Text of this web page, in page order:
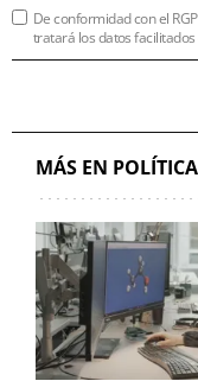
De conformidad con el
tratará los datos
MÁS EN POLÍTICA